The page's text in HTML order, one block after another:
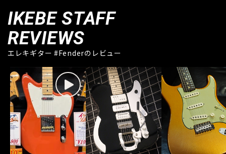
IKEBE STAFF
REVIEWS
エレキギター #Fenderのレビュー